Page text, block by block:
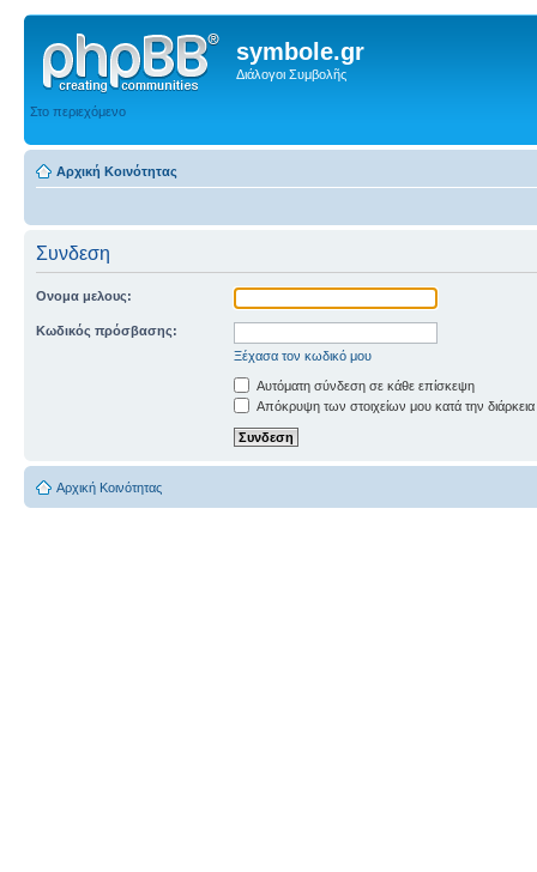
symbole.gr
Διάλογοι Συμβολῆς
Στο περιεχόμενο
Αρχική Κοινότητας
Συνδεση
Ονομα μελους:
Κωδικός πρόσβασης:
Ξέχασα τον κωδικό μου
Αυτόματη σύνδεση σε κάθε επίσκεψη
Απόκρυψη των στοιχείων μου κατά την
Αρχική Κοινότητας